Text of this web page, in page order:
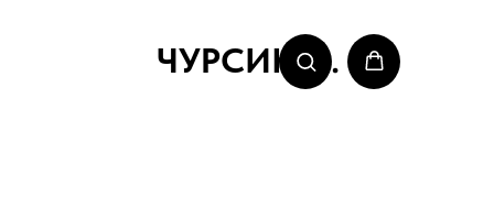
ЧУРСИН С.